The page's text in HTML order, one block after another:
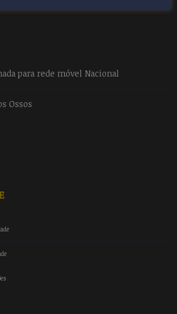
para rede móvel Nacional
Ossos